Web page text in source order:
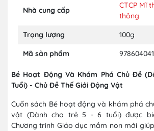
Nhà cung cấp
CTCP Mĩ
thông
Trọng lượng 100g
Mã sản phẩm
Bé Hoạt Động Và Khám Phá Chủ Đề
Tuổi) - Chủ Đề Thế Giới Động Vật
Cuốn sách Bé hoạt động và khám phá
vật (Dành cho trẻ 5 - 6 tuổi) được
Chương trình Giáo dục mầm non mới